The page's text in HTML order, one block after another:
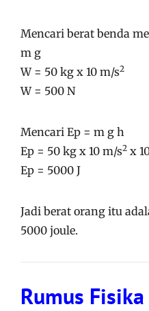
Mencari berat benda
m g
W = 50 kg x 10 m/s2
W = 500 N
Mencari Ep = m g h
Ep = 50 kg x 10 m/s2 x
Ep = 5000 J
Jadi berat orang itu
5000 joule.
Rumus